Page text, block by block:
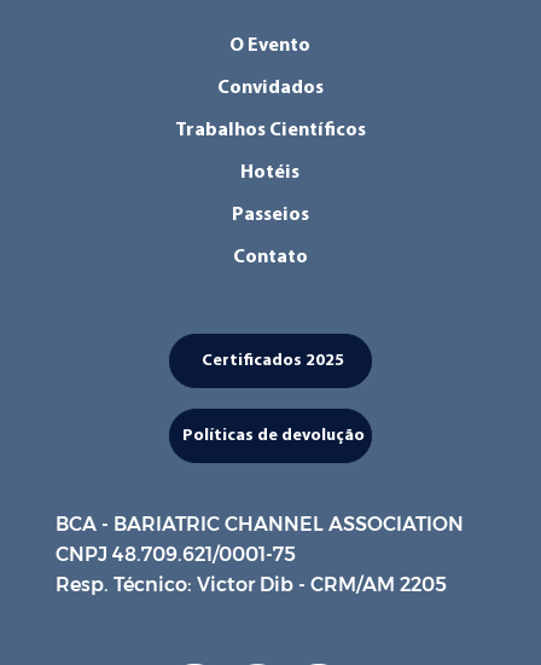
O Evento
Convidados
Trabalhos Científicos
Hotéis
Passeios
Contato
Políticas de devolução
Certificados 2025
BCA - BARIATRIC CHANNEL ASSOCIATION
CNPJ 48.709.621/0001-75
Resp. Técnico: Victor Dib - CRM/AM 2205